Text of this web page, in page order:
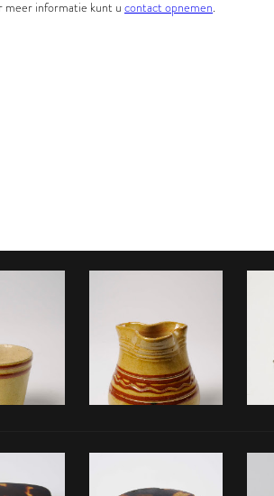
meer informatie kunt ucontact opnemen.